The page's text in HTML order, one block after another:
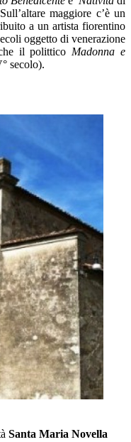
maggiore c’è un
a un artista fiorentino
oggetto di venerazione
il polittico Madonna e
secolo).
Santa Maria Novella